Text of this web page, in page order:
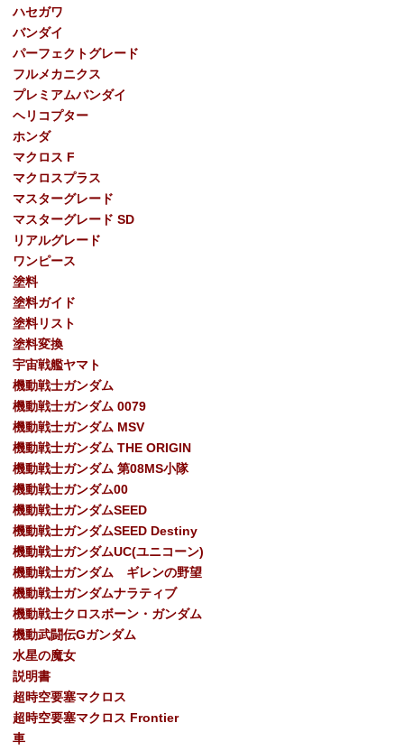
ハセガワ
バンダイ
パーフェクトグレード
フルメカニクス
プレミアムバンダイ
ヘリコプター
ホンダ
マクロス F
マクロスプラス
マスターグレード
マスターグレード SD
リアルグレード
ワンピース
塗料
塗料ガイド
塗料リスト
塗料変換
宇宙戦艦ヤマト
機動戦士ガンダム
機動戦士ガンダム 0079
機動戦士ガンダム MSV
機動戦士ガンダム THE ORIGIN
機動戦士ガンダム 第08MS小隊
機動戦士ガンダム00
機動戦士ガンダムSEED
機動戦士ガンダムSEED Destiny
機動戦士ガンダムUC(ユニコーン)
機動戦士ガンダム ギレンの野望
機動戦士ガンダムナラティブ
機動戦士クロスボーン・ガンダム
機動武闘伝Gガンダム
水星の魔女
説明書
超時空要塞マクロス
超時空要塞マクロス Frontier
車